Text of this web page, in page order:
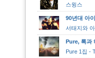
스윙스
90년대 아
서태지와
Pure, 록과
Pure 1집 -